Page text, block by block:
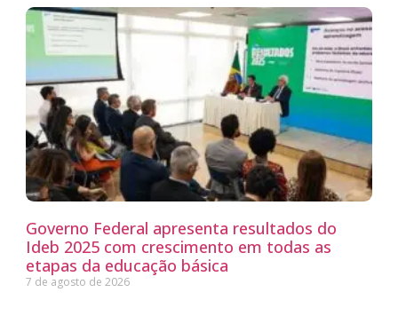
Governo Federal apresenta resultados do
Ideb 2025 com crescimento em todas as
etapas da educação básica
7 de agosto de 2026